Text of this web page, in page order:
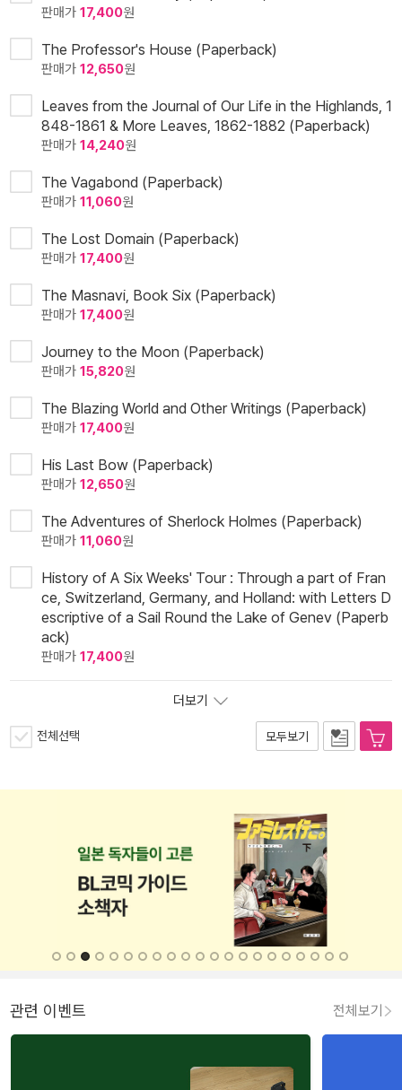
판매가 17,400원
The Professor's House (Paperback)
판매가 12,650원
Leaves from the Journal of Our Life in the Highlands, 1
848-1861 & More Leaves, 1862-1882 (Paperback)
판매가 14,240원
The Vagabond (Paperback)
판매가 11,060원
The Lost Domain (Paperback)
판매가 17,400원
The Masnavi, Book Six (Paperback)
판매가 17,400원
Journey to the Moon (Paperback)
판매가 15,820원
The Blazing World and Other Writings (Paperback)
판매가 17,400원
His Last Bow (Paperback)
판매가 12,650원
The Adventures of Sherlock Holmes (Paperback)
판매가 11,060원
History of A Six Weeks' Tour : Through a part of Fran
ce, Switzerland, Germany, and Holland: with Letters D
escriptive of a Sail Round the Lake of Genev (Paperb
ack)
판매가 17,400원
더보기
전체선택 모두보기
관련 이벤트 전체보기